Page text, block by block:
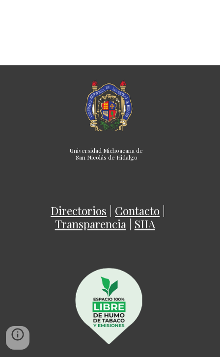
Universidad Michoacana de
San Nicolás de Hidalgo
Directorios Contacto
Transparencia| SIIA